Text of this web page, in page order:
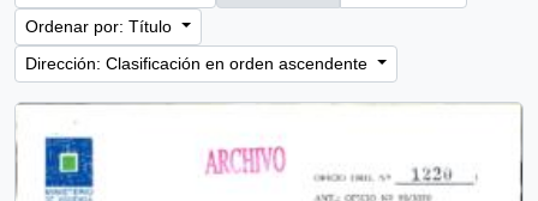
Ordenar por: Título
Dirección: Clasificación en orden ascendente